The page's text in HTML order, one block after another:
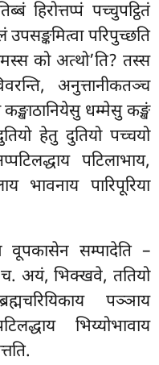
हिरोत्तप्पं पच्चुपट्ठितं
परिपुच्छति
को अत्थो’ति? तस्स
अनुत्तानीकतञ्च
धम्मेसु कङ्खं
हेतु दुतियो पच्चयो
पटिलाभाय,
भावनाय पारिपूरिया
वूपकासेन सम्पादेति –
अयं, भिक्खवे, ततियो
पञ्ञाय
भिय्योभावाय